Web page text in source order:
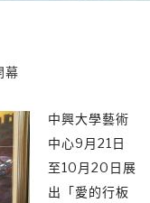
幕
中興大學藝術
中心9月21日
至10月20日展
出「愛的行板